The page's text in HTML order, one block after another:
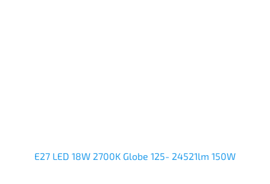
E27 LED 18W 2700K Globe 125- 24521lm 150W